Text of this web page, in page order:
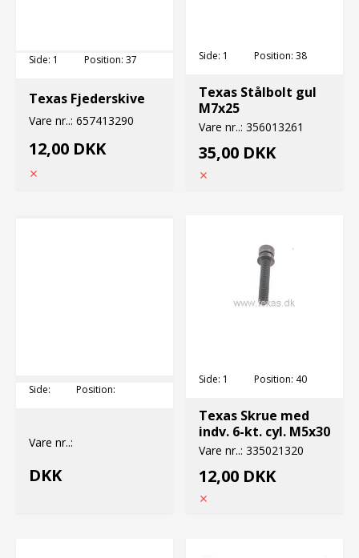
Side: 1 Position: 37
Texas Fjederskive
Vare nr..: 657413290
12,00 DKK
Side: 1 Position: 38
Texas Stålbolt gul
M7x25
Vare nr..: 356013261
35,00 DKK
Side: Position:
Vare nr..:
DKK
Side: 1 Position: 40
Texas Skrue med
indv. 6-kt. cyl. M5x30
Vare nr..: 335021320
12,00 DKK